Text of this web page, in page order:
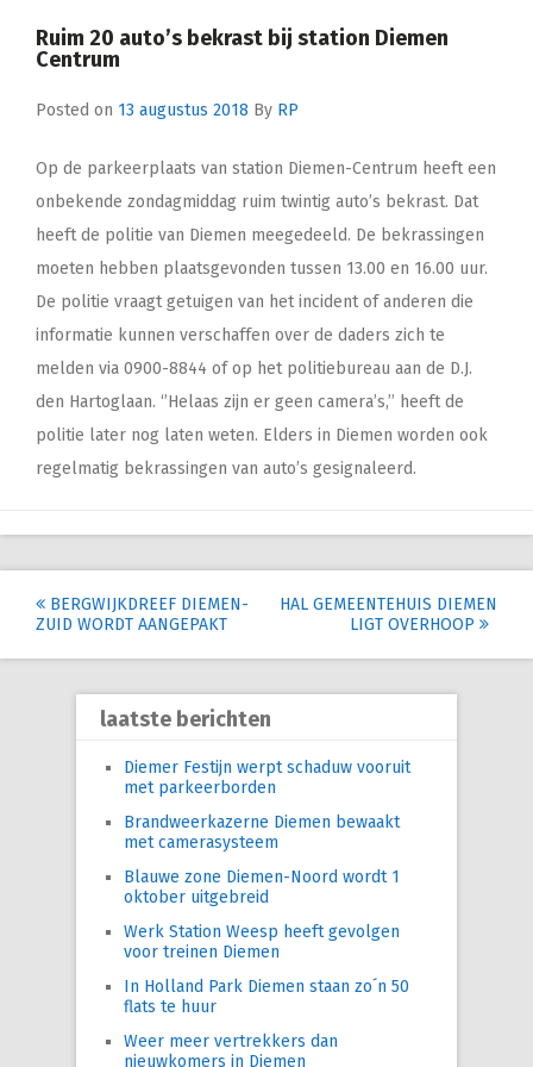
Ruim 20 auto’s bekrast bij station Diemen
Centrum
Posted on 13 augustus 2018 By RP
Op de parkeerplaats van station Diemen-Centrum heeft een
onbekende zondagmiddag ruim twintig auto’s bekrast. Dat
heeft de politie van Diemen meegedeeld. De bekrassingen
moeten hebben plaatsgevonden tussen 13.00 en 16.00 uur.
De politie vraagt getuigen van het incident of anderen die
informatie kunnen verschaffen over de daders zich te
melden via 0900-8844 of op het politiebureau aan de D.J.
den Hartoglaan. ‘’Helaas zijn er geen camera’s,’’ heeft de
politie later nog laten weten. Elders in Diemen worden ook
regelmatig bekrassingen van auto’s gesignaleerd.
Post
BERGWIJKDREEF DIEMEN-
ZUID WORDT AANGEPAKT
HAL GEMEENTEHUIS DIEMEN
LIGT OVERHOOP
laatste berichten
Diemer Festijn werpt schaduw vooruit
met parkeerborden
Brandweerkazerne Diemen bewaakt
met camerasysteem
Blauwe zone Diemen-Noord wordt 1
oktober uitgebreid
Werk Station Weesp heeft gevolgen
voor treinen Diemen
In Holland Park Diemen staan zo´n 50
flats te huur
Weer meer vertrekkers dan
nieuwkomers in Diemen